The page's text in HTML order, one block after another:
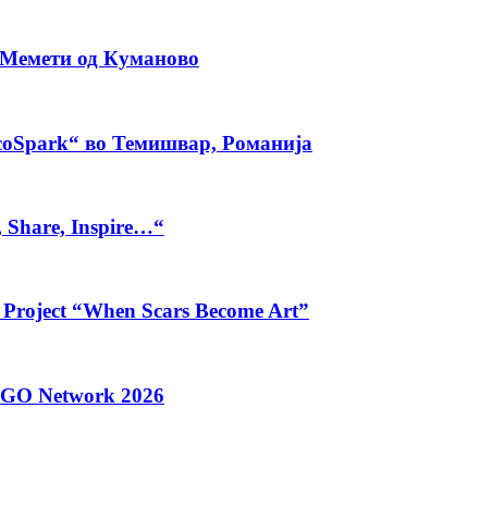
од Куманово
во Темишвар, Романија
Share, Inspire…“
“When Scars Become Art”
Network 2026